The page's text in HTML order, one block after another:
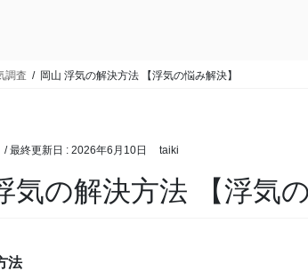
調査 岡山 浮気の解決方法 【浮気の悩み解決】
/ 最終更新日 : 2026年6月10日 taiki
気の解決方法 【浮気
法